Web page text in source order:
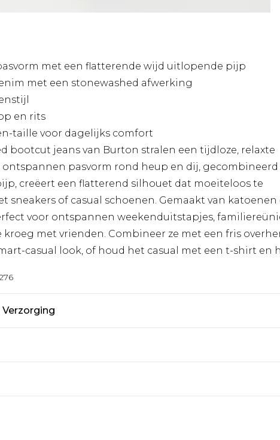
met een flatterende wijd uitlopende pijp
met een stonewashed afwerking
en rits
taille voor dagelijks comfort
bootcut jeans van Burton stralen een tijdloze, relaxte
pasvorm rond heup en dij, gecombineerd
creëert een flatterend silhouet dat moeiteloos te
sneakers of casual schoenen. Gemaakt van katoenen
voor ontspannen weekenduitstapjes,
kroeg met vrienden. Combineer ze met een fris
casual look, of houd het casual met een t-shirt en